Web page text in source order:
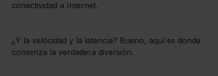
conectividad a Internet.
¿Y la velocidad y la latencia? Bueno, aquí es donde
comienza la verdadera diversión.